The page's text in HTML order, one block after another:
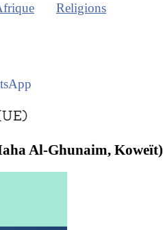
Religions
Al-Ghunaim, Koweït)